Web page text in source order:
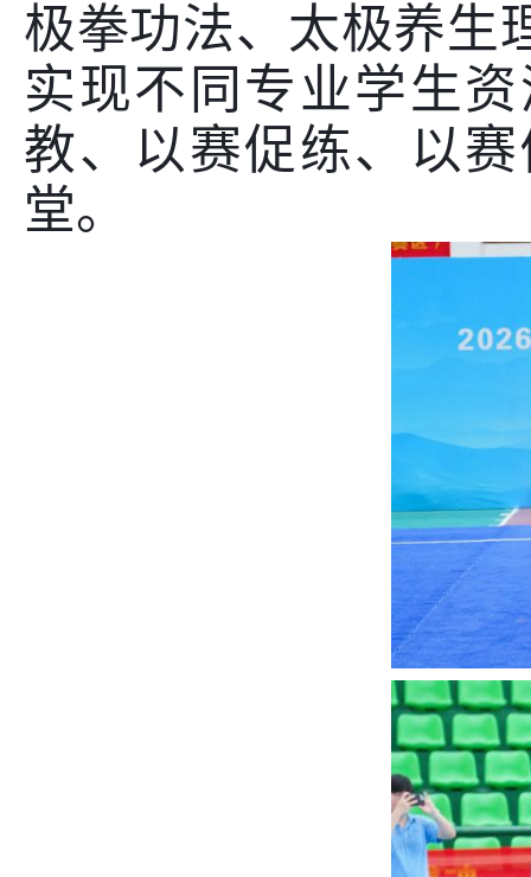
极拳功法、太极养生
实现不同专业学生
教、以赛促练、以
堂。